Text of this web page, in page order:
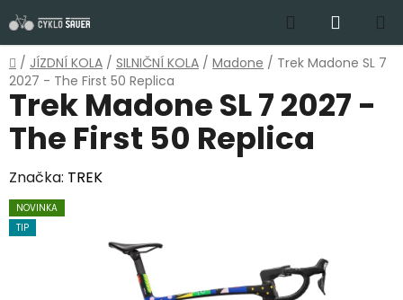
na
obsah
Hledat
KOŠÍK
Domů
/ JÍZDNÍ KOLA / SILNIČNÍ KOLA / Madone / Trek Madone SL 7
2027 - The First 50 Replica
Trek Madone SL 7 2027 -
The First 50 Replica
Značka: TREK
NOVINKA
TIP